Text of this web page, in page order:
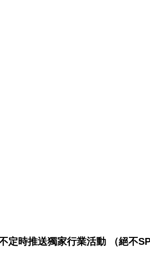
時推送獨家行業活動 （絕不